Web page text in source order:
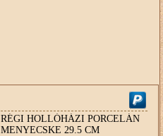
RÉGI HOLLÓHÁZI PORCELÁN
MENYECSKE 29.5 CM